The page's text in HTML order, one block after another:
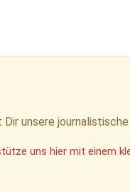
Dir unsere
uns hier mit einem